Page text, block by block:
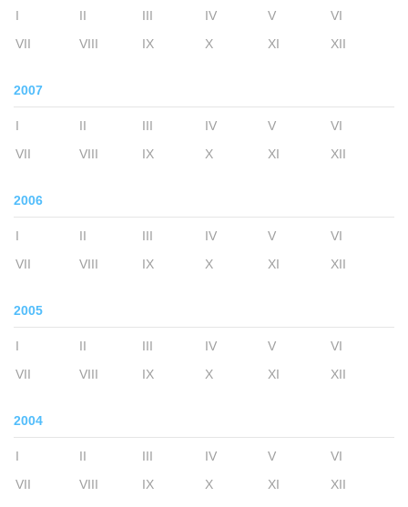
I II III IV V
VI
VII
VIII IX X XI XII
2007
I II III IV V
VI
VII
VIII IX X XI XII
2006
I II III IV V
VI
VII
VIII IX X XI XII
2005
I II III IV V
VI
VII
VIII IX X XI XII
2004
I II III IV V
VI
VII
VIII IX X XI XII